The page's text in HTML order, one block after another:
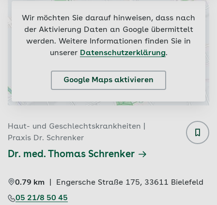
Wir möchten Sie darauf hinweisen, dass nach
der Aktivierung Daten an Google übermittelt
werden. Weitere Informationen finden Sie in
unserer Datenschutzerklärung.
Google Maps aktivieren
Haut- und Geschlechtskrankheiten |
Praxis Dr. Schrenker
Dr. med. Thomas Schrenker
0.79 km Engersche Straße 175, 33611 Bielefeld
05 21/8 50 45